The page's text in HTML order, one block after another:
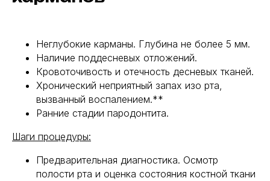
Неглубокие карманы. Глубина не более 5 мм.
Наличие поддесневых отложений.
Кровоточивость и отечность десневых тканей.
Хронический неприятный запах изо рта,
вызванный воспалением.**
Ранние стадии пародонтита.
Шаги процедуры:
Предварительная диагностика. Осмотр
полости рта и оценка состояния костной ткани